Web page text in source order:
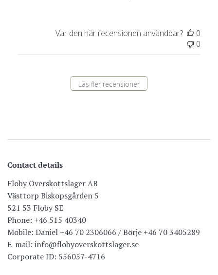
Var den här recensionen användbar?
0
0
Läs fler recensioner
Contact details
Floby Överskottslager AB
Västtorp Biskopsgården 5
521 53 Floby SE
Phone: +46 515 40340
Mobile: Daniel +46 70 2306066 / Börje +46 70 3405289
E-mail: info@flobyoverskottslager.se
Corporate ID: 556057-4716